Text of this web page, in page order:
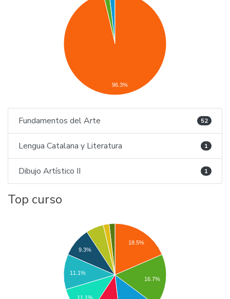
96.3%
Fundamentos del Arte 52
Lengua Catalana y Literatura 1
Dibujo Artístico II 1
Top curso
18.5%
16.7%
9.3%
11.1%
11.1%